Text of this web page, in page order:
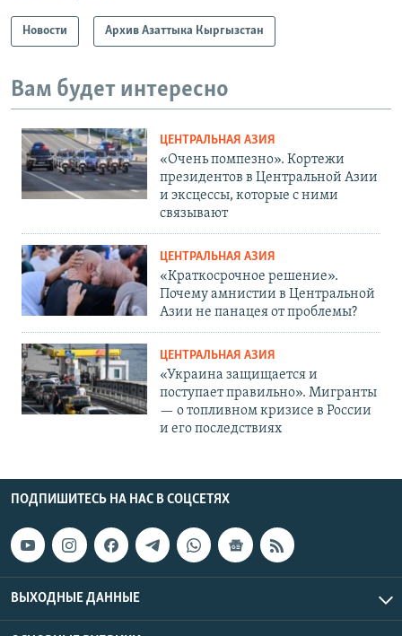
Новости Архив Азаттыка Кыргызстан
Вам будет интересно
ЦЕНТРАЛЬНАЯ АЗИЯ
«Очень помпезно». Кортежи
президентов в Центральной Азии
и эксцессы, которые с ними
связывают
ЦЕНТРАЛЬНАЯ АЗИЯ
«Краткосрочное решение».
Почему амнистии в Центральной
Азии не панацея от проблемы?
ЦЕНТРАЛЬНАЯ АЗИЯ
«Украина защищается и
поступает правильно». Мигранты
— о топливном кризисе в России
и его последствиях
ПОДПИШИТЕСЬ НА НАС В СОЦСЕТЯХ
ВЫХОДНЫЕ ДАННЫЕ